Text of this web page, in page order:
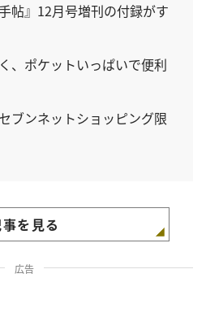
帖』12月号増刊の付録がす
、ポケットいっぱいで便利
ブンネットショッピング限
を見る
広告